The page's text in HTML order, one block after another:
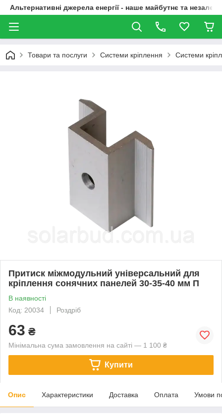
Альтернативні джерела енергії - наше майбутнє та
Товари та послуги Системи кріплення Системи
Притиск міжмодульний універсальний для
кріплення сонячних панелей 30-35-40 мм П
В наявності
Код: 20034
Роздріб
63 ₴
Мінімальна сума замовлення на сайті — 1 100 ₴
Купити
Опис Характеристики Доставка Оплата Умови